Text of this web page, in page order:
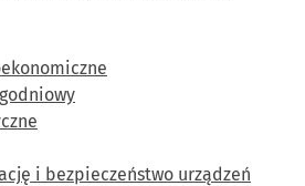
i bezpieczeństwo urządzeń